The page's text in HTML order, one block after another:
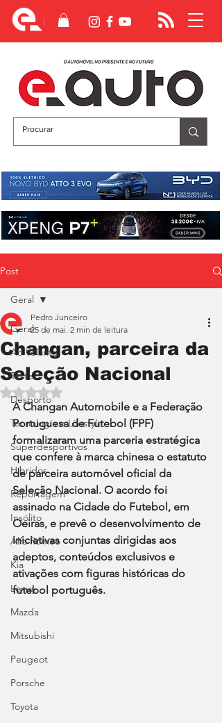
Post
Geral
Ao Volante
Teste
Desporto
Tecnologia e Lifestyle
Superdesportivos
Híbridos
Reportagem
Insólito
Alfa Romeo
Kia
Lexus
Mazda
Mitsubishi
Peugeot
Porsche
Toyota
Geral
Changan, parceira da
Seleção Nacional
Pedro Junceiro
25 de mai. 2 min de leitura
Avaliado com NaN de 5 estrelas.
A Changan Automobile e a Federação
Portuguesa de Futebol (FPF)
formalizaram uma parceria estratégica
que confere à marca chinesa o estatuto
de parceira automóvel oficial da
Seleção Nacional. O acordo foi
assinado na Cidade do Futebol, em
Oeiras, e prevê o desenvolvimento de
iniciativas conjuntas dirigidas aos
adeptos, conteúdos exclusivos e
ativações com figuras históricas do
futebol português.